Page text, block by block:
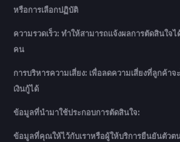
หรือการเลือกปฏิบัติ
ความรวดเร็ว: ทำให้สามารถแจ้งผลการตัดสินใจไ
คน
การบริหารความเสี่ยง: เพื่อลดความเสี่ยงที่ลูกค้า
เงินกู้ได้
ข้อมูลที่นำมาใช้ประกอบการตัดสินใจ:
ข้อมูลที่คุณให้ไว้กับเราหรือผู้ให้บริการยืนยันตัวต